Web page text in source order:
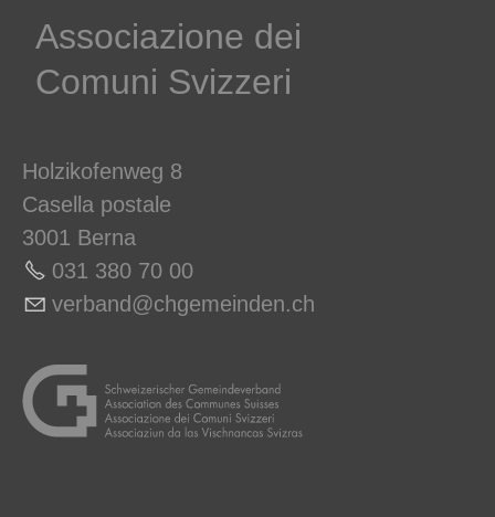
Associazione dei
Comuni Svizzeri
Holzikofenweg 8
Casella postale
3001 Berna
031 380 70 00
v rb nd chg m nd n ch